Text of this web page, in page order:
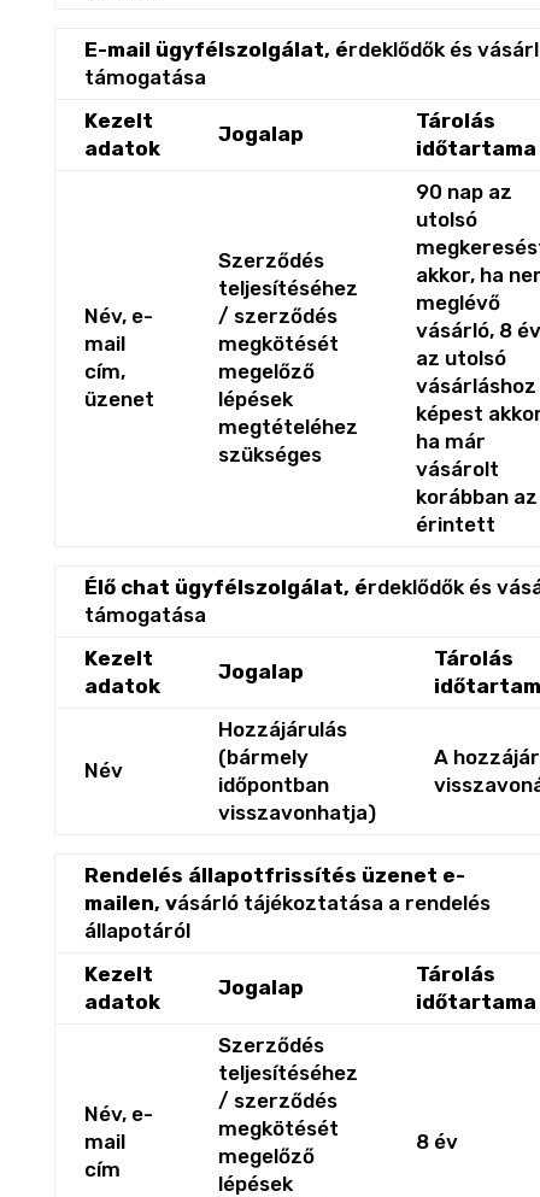
E-mail ügyfélszolgálat, érdeklődők és
támogatása
Kezelt
adatok
Jogalap
Tárolás
időtartama
Név, e-
mail
cím,
üzenet
Szerződés
teljesítéséhez
/ szerződés
megkötését
megelőző
lépések
megtételéhez
szükséges
90 nap az
utolsó
akkor, ha
meglévő
vásárló, 8 év
az utolsó
vásárláshoz
képest
ha már
vásárolt
korábban az
érintett
Élő chat ügyfélszolgálat, érdeklődők és
támogatása
Kezelt
adatok
Jogalap
Tárolás
Név
Hozzájárulás
(bármely
időpontban
visszavonhatja)
A
Rendelés állapotfrissítés üzenet e-
mailen, vásárló tájékoztatása a rendelés
állapotáról
Kezelt
adatok
Jogalap
Tárolás
időtartama
Név, e-
mail
cím
Szerződés
teljesítéséhez
/ szerződés
megkötését
megelőző
lépések
8 év